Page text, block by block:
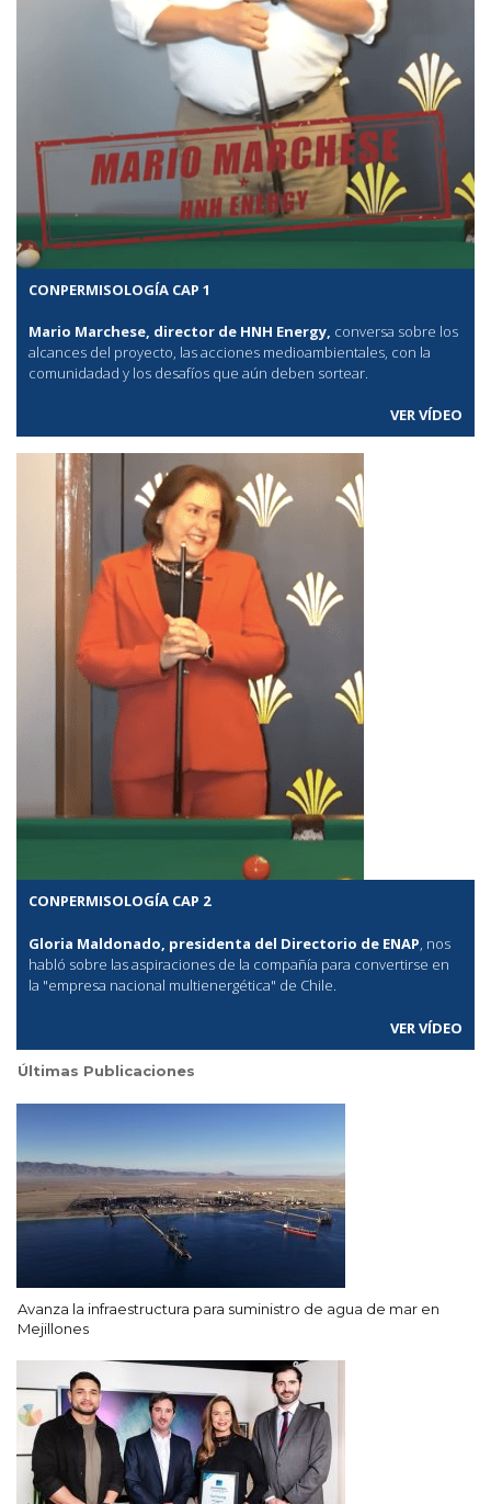
CONPERMISOLOGÍA CAP 1
Mario Marchese, director de HNH Energy, conversa sobre los
alcances del proyecto, las acciones medioambientales, con la
comunidadad y los desafíos que aún deben sortear.
VER VÍDEO
CONPERMISOLOGÍA CAP 2
Gloria Maldonado, presidenta del Directorio de ENAP , nos
habló sobre las aspiraciones de la compañía para convertirse en
la "empresa nacional multienergética" de Chile.
VER VÍDEO
Últimas Publicaciones
Avanza la infraestructura para suministro de agua de mar en
Mejillones